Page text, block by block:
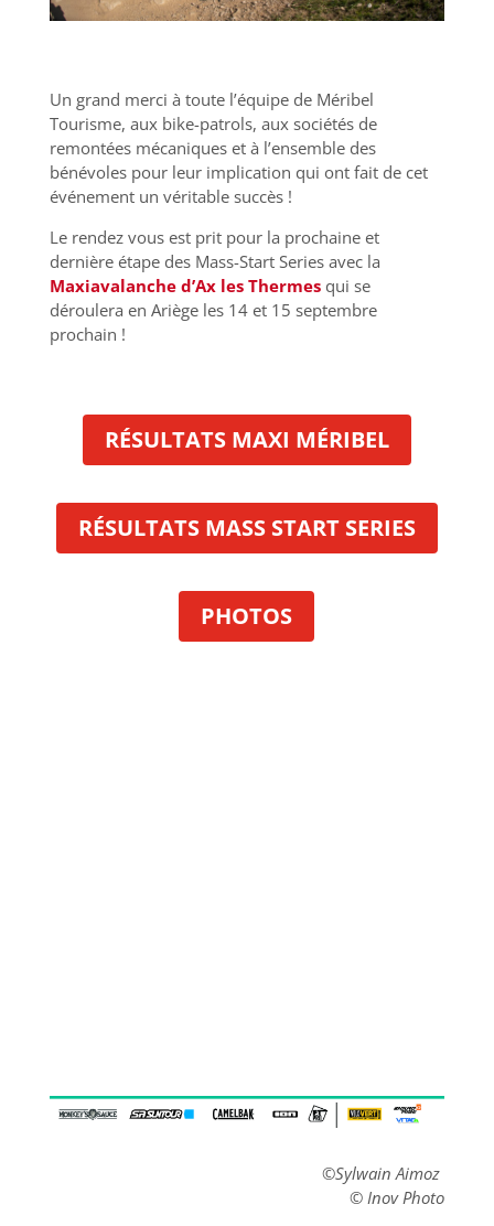
Un grand merci à toute l’équipe de Méribel
Tourisme, aux bike-patrols, aux sociétés de
remontées mécaniques et à l’ensemble des
bénévoles pour leur implication qui ont fait de cet
événement un véritable succès !
Le rendez vous est prit pour la prochaine et
dernière étape des Mass-Start Series avec la
Maxiavalanche d’Ax les Thermesqui se
déroulera en Ariège les 14 et 15 septembre
prochain !
RÉSULTATS MAXI MÉRIBEL
RÉSULTATS MASS START SERIES
PHOTOS
©Sylwain Aimoz
© Inov Photo